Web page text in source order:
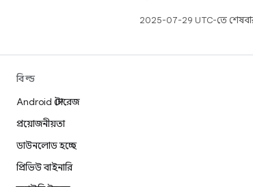
2025-07-29 UTC-তে
বিল্ড
Android স্টোরেজ
প্রয়োজনীয়তা
ডাউনলোড হচ্ছে
প্রিভিউ বাইনারি